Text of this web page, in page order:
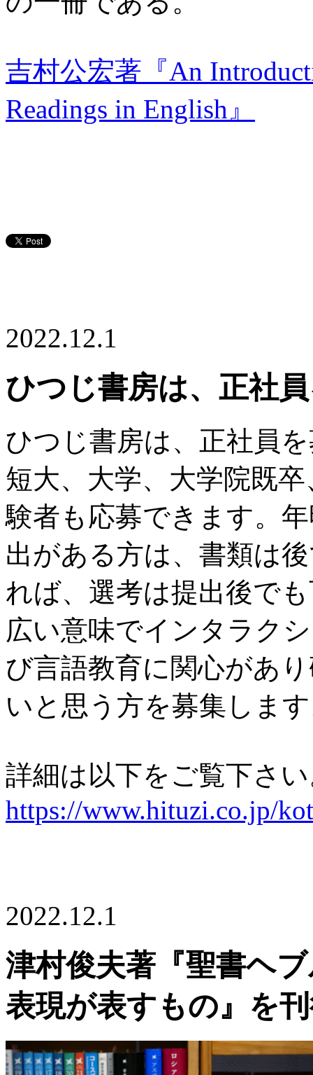
吉村公宏著『An
Readings in English』
2022.12.1
ひつじ書房は、正社
ひつじ書房は、正社員
短大、大学、大学院既
験者も応募できます。
出がある方は、書類は
れば、選考は提出後で
広い意味でインタラク
び言語教育に関心があ
いと思う方を募集しま
詳細は以下をご覧下さ
https://www.hituzi.co.jp/
2022.12.1
津村俊夫著『聖書ヘ
表現が表すもの』を